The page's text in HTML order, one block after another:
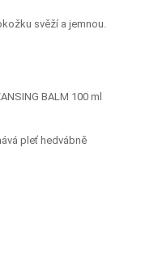
svěží a jemnou.
BALM 100 ml
pleť hedvábně